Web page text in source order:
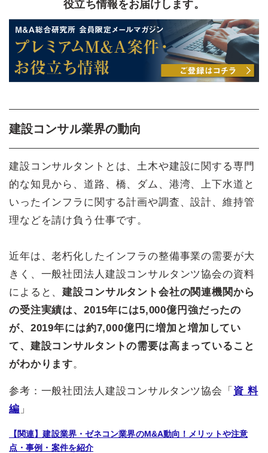
役立ち情報をお届けします。
建設コンサル業界の動向
建設コンサルタントとは、土木や建設に関する専門
的な知見から、道路、橋、ダム、港湾、上下水道と
いったインフラに関する計画や調査、設計、維持管
理などを請け負う仕事です。
近年は、老朽化したインフラの整備事業の需要が大
きく、一般社団法人建設コンサルタンツ協会の資料
によると、建設コンサルタント会社の関連機関から
の受注実績は、2015年には5,000億円強だったの
が、2019年には約7,000億円に増加と増加してい
て、建設コンサルタントの需要は高まっていること
がわかります。
参考：一般社団法人建設コンサルタンツ協会「 資 料
編 」
【関連】建設業界・ゼネコン業界のM&A動向！メリットや注意
点・事例・案件を紹介